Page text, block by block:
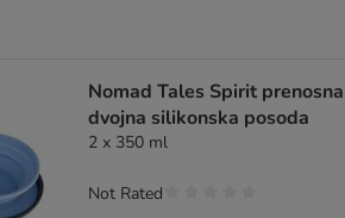
Nomad Tales Spirit prenosna
dvojna silikonska posoda
2 x 350 ml
Not Rated